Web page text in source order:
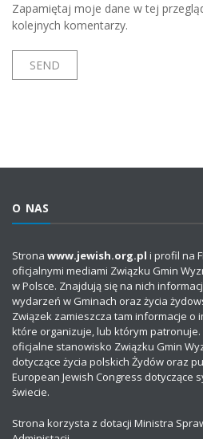
Zapamiętaj moje dane w tej
kolejnych komentarzy.
O NAS
Strona www.jewish.org.pl i profil na
oficjalnymi mediami Związku Gmin
w Polsce. Znajdują się na nich
wydarzeń w Gminach oraz życia
Związek zamieszcza tam informacje o
które organizuje, lub którym
oficjalne stanowisko Związku Gmin
dotyczące życia polskich Żydów oraz
European Jewish Congress dotyczące
świecie.
Strona korzysta z dotacji Ministra